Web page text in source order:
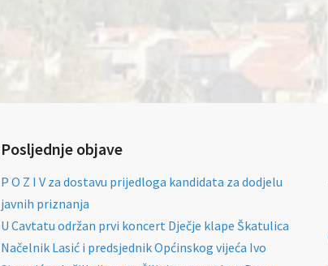
Posljednje objave
P O Z I V za dostavu prijedloga kandidata za dodjelu
javnih priznanja
U Cavtatu održan prvi koncert Dječje klape Škatulica
Načelnik Lasić i predsjednik Općinskog vijeća Ivo